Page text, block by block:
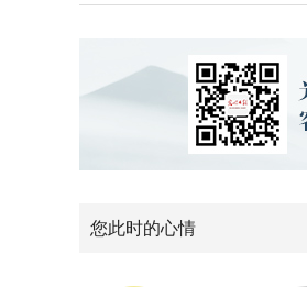
您此时的心情